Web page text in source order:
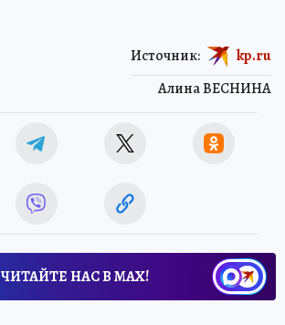
Алина ВЕСНИНА
Источник: kp.ru
ЧИТАЙТЕ НАС В МАХ!